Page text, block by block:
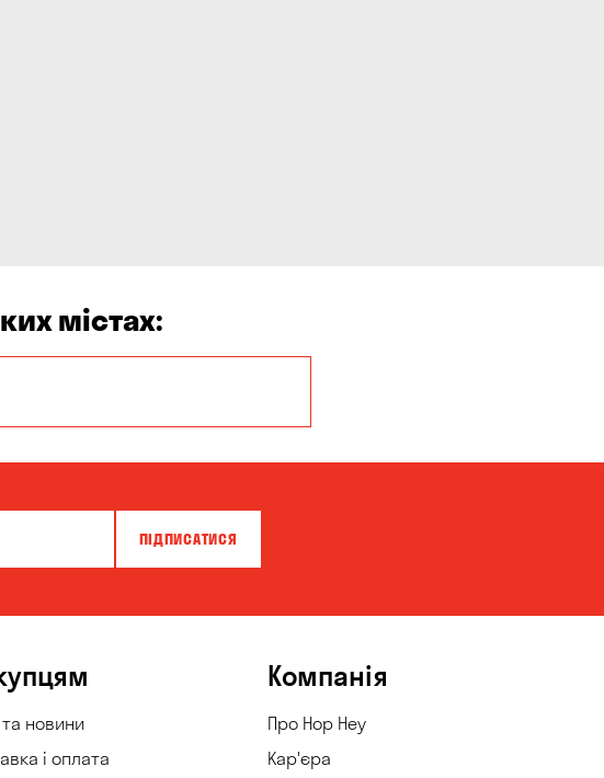
містах:
ПІДПИСАТИСЯ
та новини
і оплата
Компанія
Про Hop Hey
Кар'єра